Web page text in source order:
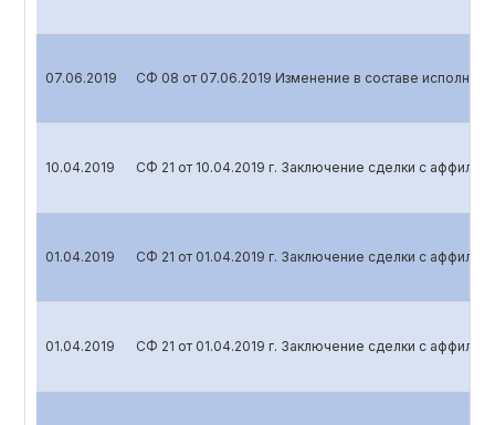
07.06.2019 СФ 08 от 07.06.2019 Изменение в составе
10.04.2019 СФ 21 от 10.04.2019 г. Заключение сделки с
01.04.2019 СФ 21 от 01.04.2019 г. Заключение сделки с
01.04.2019 СФ 21 от 01.04.2019 г. Заключение сделки с